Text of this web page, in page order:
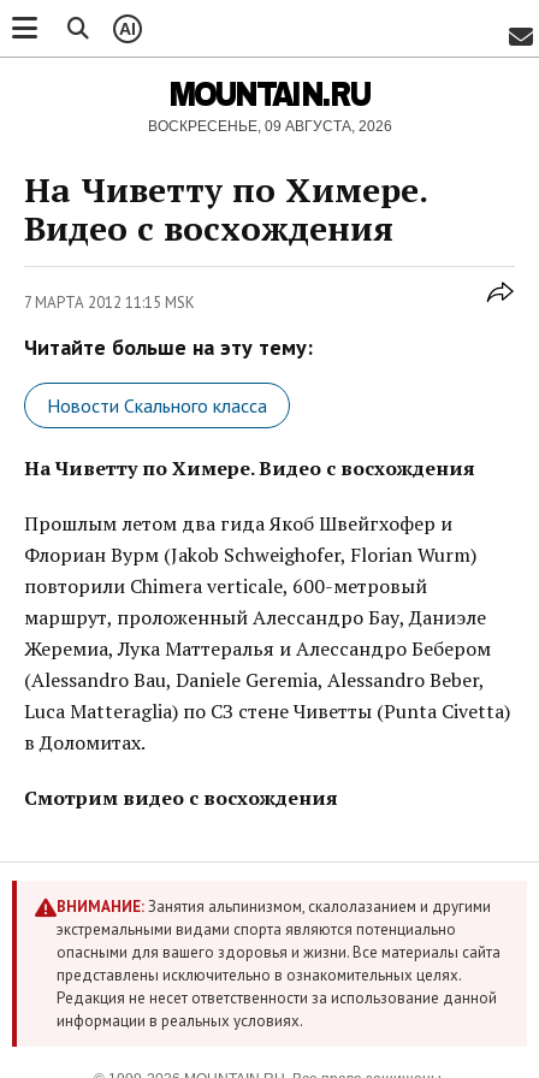
AI
MOUNTAIN.RU
ВОСКРЕСЕНЬЕ, 09 АВГУСТА, 2026
На Чиветту по Химере.
Видео с восхождения
7 МАРТА 2012 11:15 MSK
Читайте больше на эту тему:
Новости Скального класса
На Чиветту по Химере. Видео с восхождения
Прошлым летом два гида Якоб Швейгхофер и
Флориан Вурм (Jakob Schweighofer, Florian Wurm)
повторили Chimera verticale, 600-метровый
маршрут, проложенный Алессандро Бау, Даниэле
Жеремиа, Лука Маттералья и Алессандро Бебером
(Alessandro Bau, Daniele Geremia, Alessandro Beber,
Luca Matteraglia) по СЗ стене Чиветты (Punta Civetta)
в Доломитах.
Смотрим видео с восхождения
ВНИМАНИЕ:Занятия альпинизмом, скалолазанием и другими
экстремальными видами спорта являются потенциально
опасными для вашего здоровья и жизни. Все материалы сайта
представлены исключительно в ознакомительных целях.
Редакция не несет ответственности за использование данной
информации в реальных условиях.